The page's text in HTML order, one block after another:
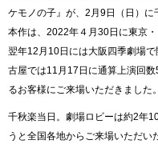
ケモノの子』が、2月9日（日）に
本作は、2022年４月30日に東京
翌年12月10日には大阪四季劇場
古屋では11月17日に通算上演回
るお客様にご来場いただきました。
千秋楽当日。劇場ロビーは約2年
うと全国各地からご来場いただい